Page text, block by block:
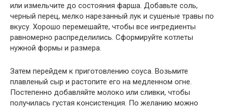
или измельчите до состояния фарша. Добавьте соль,
черный перец, мелко нарезанный лук и сушеные травы по
вкусу. Хорошо перемешайте, чтобы все ингредиенты
равномерно распределились. Сформируйте котлеты
нужной формы и размера.
Затем перейдем к приготовлению соуса. Возьмите
плавленый сыр и растопите его на медленном огне.
Постепенно добавляйте молоко или сливки, чтобы
получилась густая консистенция. По желанию можно